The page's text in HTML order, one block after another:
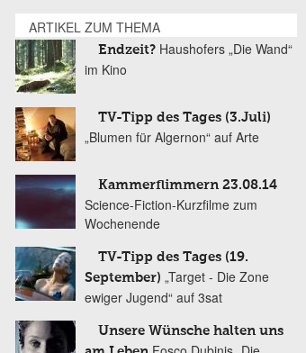
ARTIKEL ZUM THEMA
Endzeit? Haushofers „Die Wand“
im Kino
TV-Tipp des Tages (3.Juli)
„Blumen für Algernon“ auf Arte
Kammerflimmern 23.08.14
Science-Fiction-Kurzfilme zum
Wochenende
TV-Tipp des Tages (19.
September) „Target - Die Zone
ewiger Jugend“ auf 3sat
Unsere Wünsche halten uns